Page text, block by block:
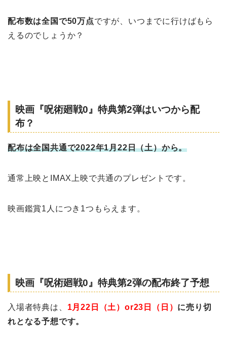
配布数は全国で50万点ですが、いつまでに行けばもら
えるのでしょうか？
映画『呪術廻戦0』特典第2弾はいつから配
布？
配布は全国共通で2022年1月22日（土）から。
通常上映とIMAX上映で共通のプレゼントです。
映画鑑賞1人につき1つもらえます。
映画『呪術廻戦0』特典第2弾の配布終了予想
入場者特典は、 1月22日（土）or23日（日） に売り切
れとなる予想です。